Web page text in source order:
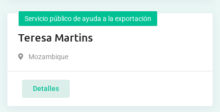
Servicio público de ayuda a la exportación
Teresa Martins
Mozambique
Detalles